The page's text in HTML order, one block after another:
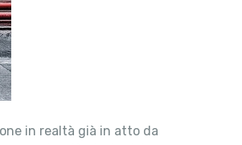
in realtà già in atto da